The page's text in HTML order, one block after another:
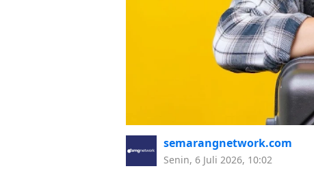
semarangnetwork.com
Senin, 6 Juli 2026, 10:02